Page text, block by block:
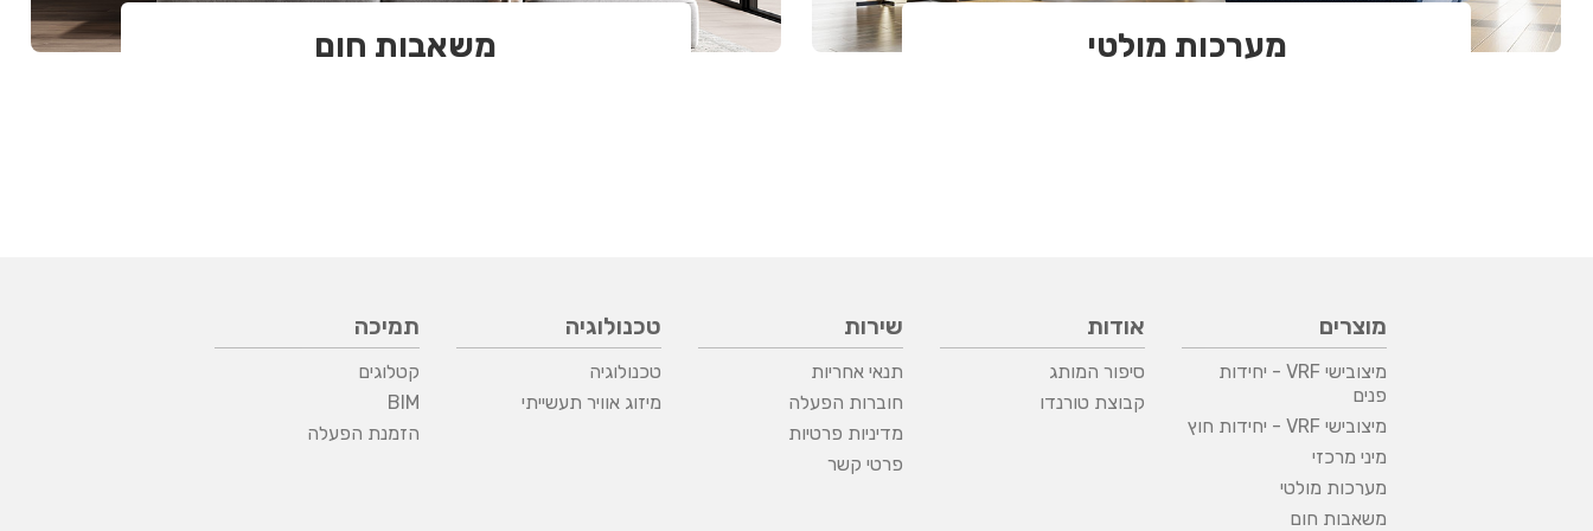
מערכות מולטי משאבות חום
מוצרים
מיצובישי VRF - יחידות
פנים
מיצובישי VRF - יחידות חוץ
מיני מרכזי
מערכות מולטי
משאבות חום
אודות
סיפור המותג
קבוצת טורנדו
שירות
תנאי אחריות
חוברות הפעלה
מדיניות פרטיות
פרטי קשר
טכנולוגיה
טכנולוגיה
מיזוג אוויר תעשייתי
תמיכה
קטלוגים
BIM
הזמנת הפעלה